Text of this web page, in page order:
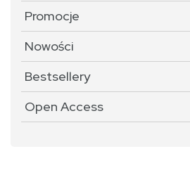
Promocje
Nowości
Bestsellery
Open Access